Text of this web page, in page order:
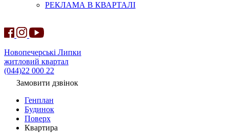
РЕКЛАМА В КВАРТАЛІ
Новопечерські Липки
житловий квартал
(044)22 000 22
Замовити дзвінок
Генплан
Будинок
Поверх
Квартира